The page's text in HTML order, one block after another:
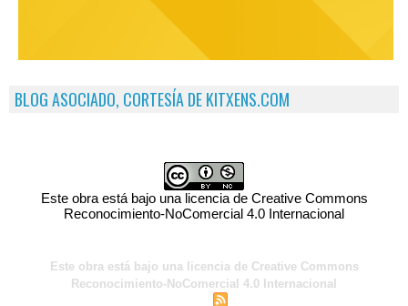
BLOG ASOCIADO, CORTESÍA DE KITXENS.COM
Este obra está bajo una licencia de Creative Commons
Reconocimiento-NoComercial 4.0 Internacional
Este obra está bajo una licencia de Creative Commons
Reconocimiento-NoComercial 4.0 Internacional